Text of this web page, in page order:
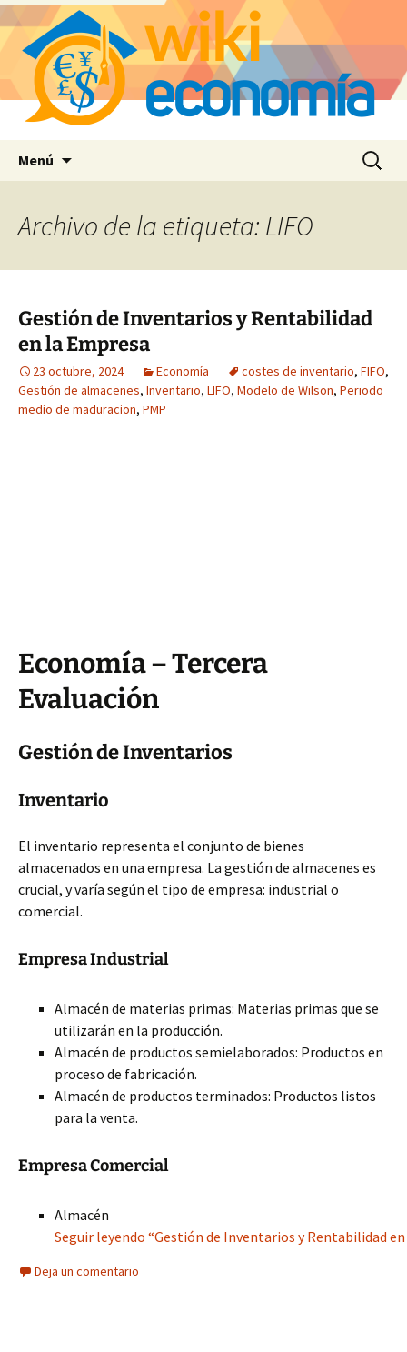
Menú Buscar:
Archivo de la etiqueta: LIFO
Gestión de Inventarios y Rentabilidad
en la Empresa
23 octubre, 2024 Economía costes de inventario, FIFO,
Gestión de almacenes, Inventario, LIFO, Modelo de Wilson, Periodo
medio de maduracion, PMP
Economía – Tercera
Evaluación
Gestión de Inventarios
Inventario
El inventario representa el conjunto de bienes
almacenados en una empresa. La gestión de almacenes es
crucial, y varía según el tipo de empresa: industrial o
comercial.
Empresa Industrial
Almacén de materias primas: Materias primas que se
utilizarán en la producción.
Almacén de productos semielaborados: Productos en
proceso de fabricación.
Almacén de productos terminados: Productos listos
para la venta.
Empresa Comercial
Almacén
Seguir leyendo “Gestión de Inventarios y Rentabilidad en
Deja un comentario